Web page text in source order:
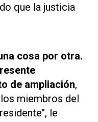
que la justicia
cosa por otra.
de ampliación,
miembros del
le